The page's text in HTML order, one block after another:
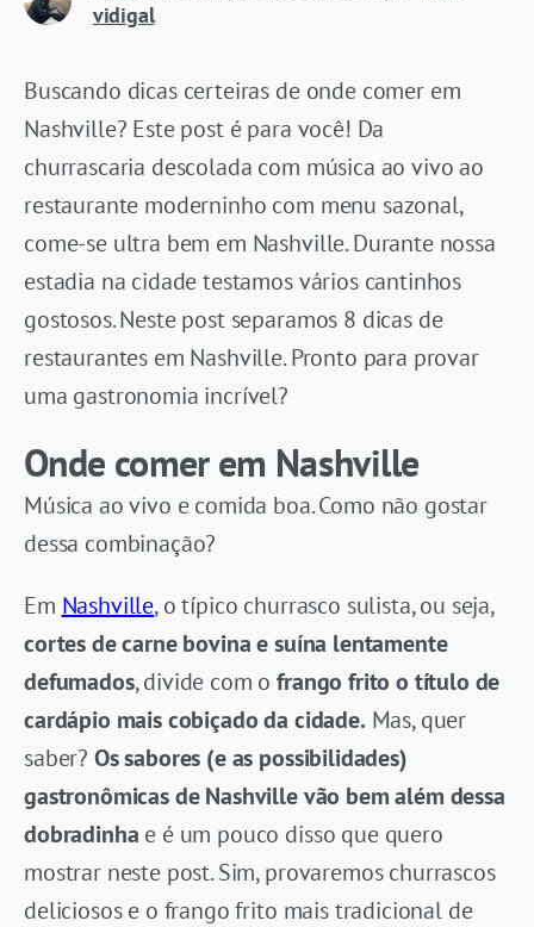
vidigal
Buscando dicas certeiras de onde comer em
Nashville? Este post é para você! Da
churrascaria descolada com música ao vivo ao
restaurante moderninho com menu sazonal,
come-se ultra bem em Nashville. Durante nossa
estadia na cidade testamos vários cantinhos
gostosos. Neste post separamos 8 dicas de
restaurantes em Nashville. Pronto para provar
uma gastronomia incrível?
Onde comer em Nashville
Música ao vivo e comida boa. Como não gostar
dessa combinação?
Em Nashville, o típico churrasco sulista, ou seja,
cortes de carne bovina e suína lentamente
defumados, divide com ofrango frito o título de
cardápio mais cobiçado da cidade. Mas, quer
saber? Os sabores (e as possibilidades)
gastronômicas de Nashville vão bem além dessa
dobradinha e é um pouco disso que quero
mostrar neste post. Sim, provaremos churrascos
deliciosos e o frango frito mais tradicional de